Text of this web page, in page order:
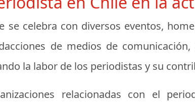
se celebra con diversos eventos,
de medios de
la labor de los periodistas y su
relacionadas con el